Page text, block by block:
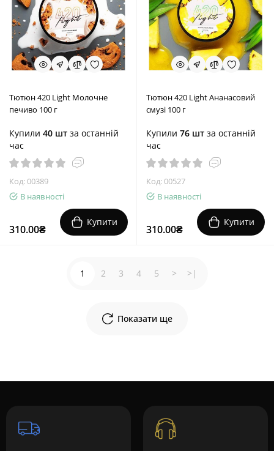
Тютюн 420 Light Молочне
печиво 100 г
Купили 40 шт за останній
час
Код: 00389
В наявності
310.00₴
Купити
Тютюн 420 Light Ананасовий
смузі 100 г
Купили 76 шт за останній
час
Код: 00527
В наявності
310.00₴
Купити
Показати ще
1 2 3 4 5 > >|